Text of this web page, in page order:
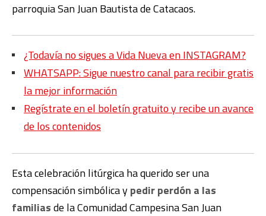
parroquia San Juan Bautista de Catacaos.
¿Todavía no sigues a Vida Nueva en INSTAGRAM?
WHATSAPP: Sigue nuestro canal para recibir gratis
la mejor información
Regístrate en el boletín gratuito y recibe un avance
de los contenidos
Esta celebración litúrgica ha querido ser una
compensación simbólica ypedir perdón a las
familiasde la Comunidad Campesina San Juan